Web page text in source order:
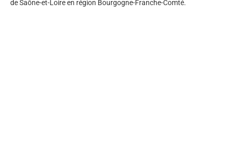
de Saône-et-Loire en région Bourgogne-Franche-Comté.